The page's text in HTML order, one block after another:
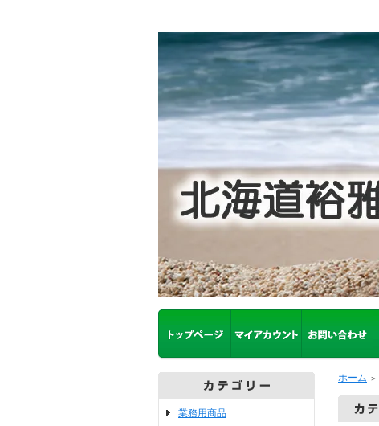
業務用商品
ホーム ＞